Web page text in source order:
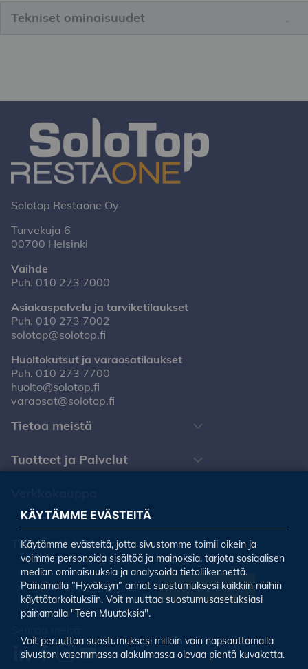
Tekniset ominaisuudet
Solotop Restaone Oy
Turvekuja 6
00700 Helsinki
Vaihde
Puh. 010 273 7000
Asiakaspalvelu ja tarviketilaukset
Puh. 010 273 7002
solotop@solotop.fi
Huoltokutsut ja varaosatilaukset
Puh. 010 273 7700
huolto@solotop.fi
varaosat@solotop.fi
Tietoa meistä
Tuotteet ja Palvelut
Tilaa uutiskirjeemme
Tilaa uutiskirje
KÄYTÄMME EVÄSTEITÄ
Käytämme evästeitä, jotta sivustomme toimii oikein ja
voimme personoida sisältöä ja mainoksia, tarjota sosiaalisen
median ominaisuuksia ja analysoida tietoliikennettä.
Painamalla ”Hyväksyn” annat suostumuksesi kaikkiin näihin
käyttötarkoituksiin. Voit muuttaa suostumusasetuksiasi
painamalla "Teen Muutoksia".
Voit peruuttaa suostumuksesi milloin vain napsauttamalla
sivuston vasemmassa alakulmassa olevaa pientä kuvaketta.